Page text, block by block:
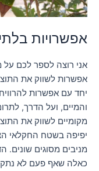
אפשרויות
אני רוצה לספר לכם על
אפשרות לשווק את
יחד עם אפשרות
והמיים, ועל הדרך,
מניבים מסוגים שונים.